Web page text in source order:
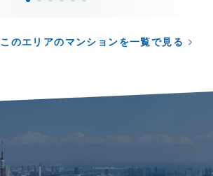
このエリアのマンションを一覧で見る